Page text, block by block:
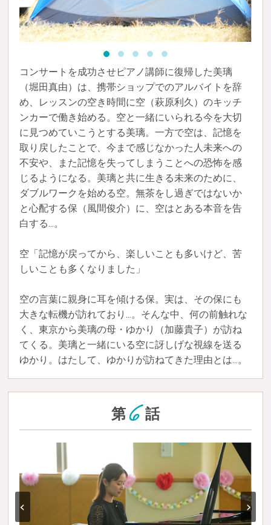
コンサートを成功させピアノ講師に復帰した美璃
（堀田真由）は、携帯ショップでのアルバイトを辞
め、レッスンの空き時間に空（萩原利久）のキッチ
ンカーで働き始める。空と一緒にいられる今を大切
に見つめていこうとする美璃。一方で空は、記憶を
取り戻したことで、今まで感じなかった人未来への
不安や、また記憶を失ってしまうことへの恐怖を感
じるようになる。美璃と共に生きる未来のために、
ダブルワークを始める空。無茶をし過ぎではないか
と心配する保（風間俊介）に、空はとある本音を告
白する...。
空「記憶が戻ってから、楽しいことも多いけど、苦
しいことも多くなりました」
空の言葉に親身に耳を傾ける保。実は、その保にも
大きな転機が訪れており...。そんな中、何の前触れな
く、東京から美璃の母・ゆかり（加藤貴子）が訪ね
てくる。美璃と一緒にいる空に訝しげな視線を送る
ゆかり。はたして、ゆかりが訪ねてきた理由とは...。
第6 話
‹ ›